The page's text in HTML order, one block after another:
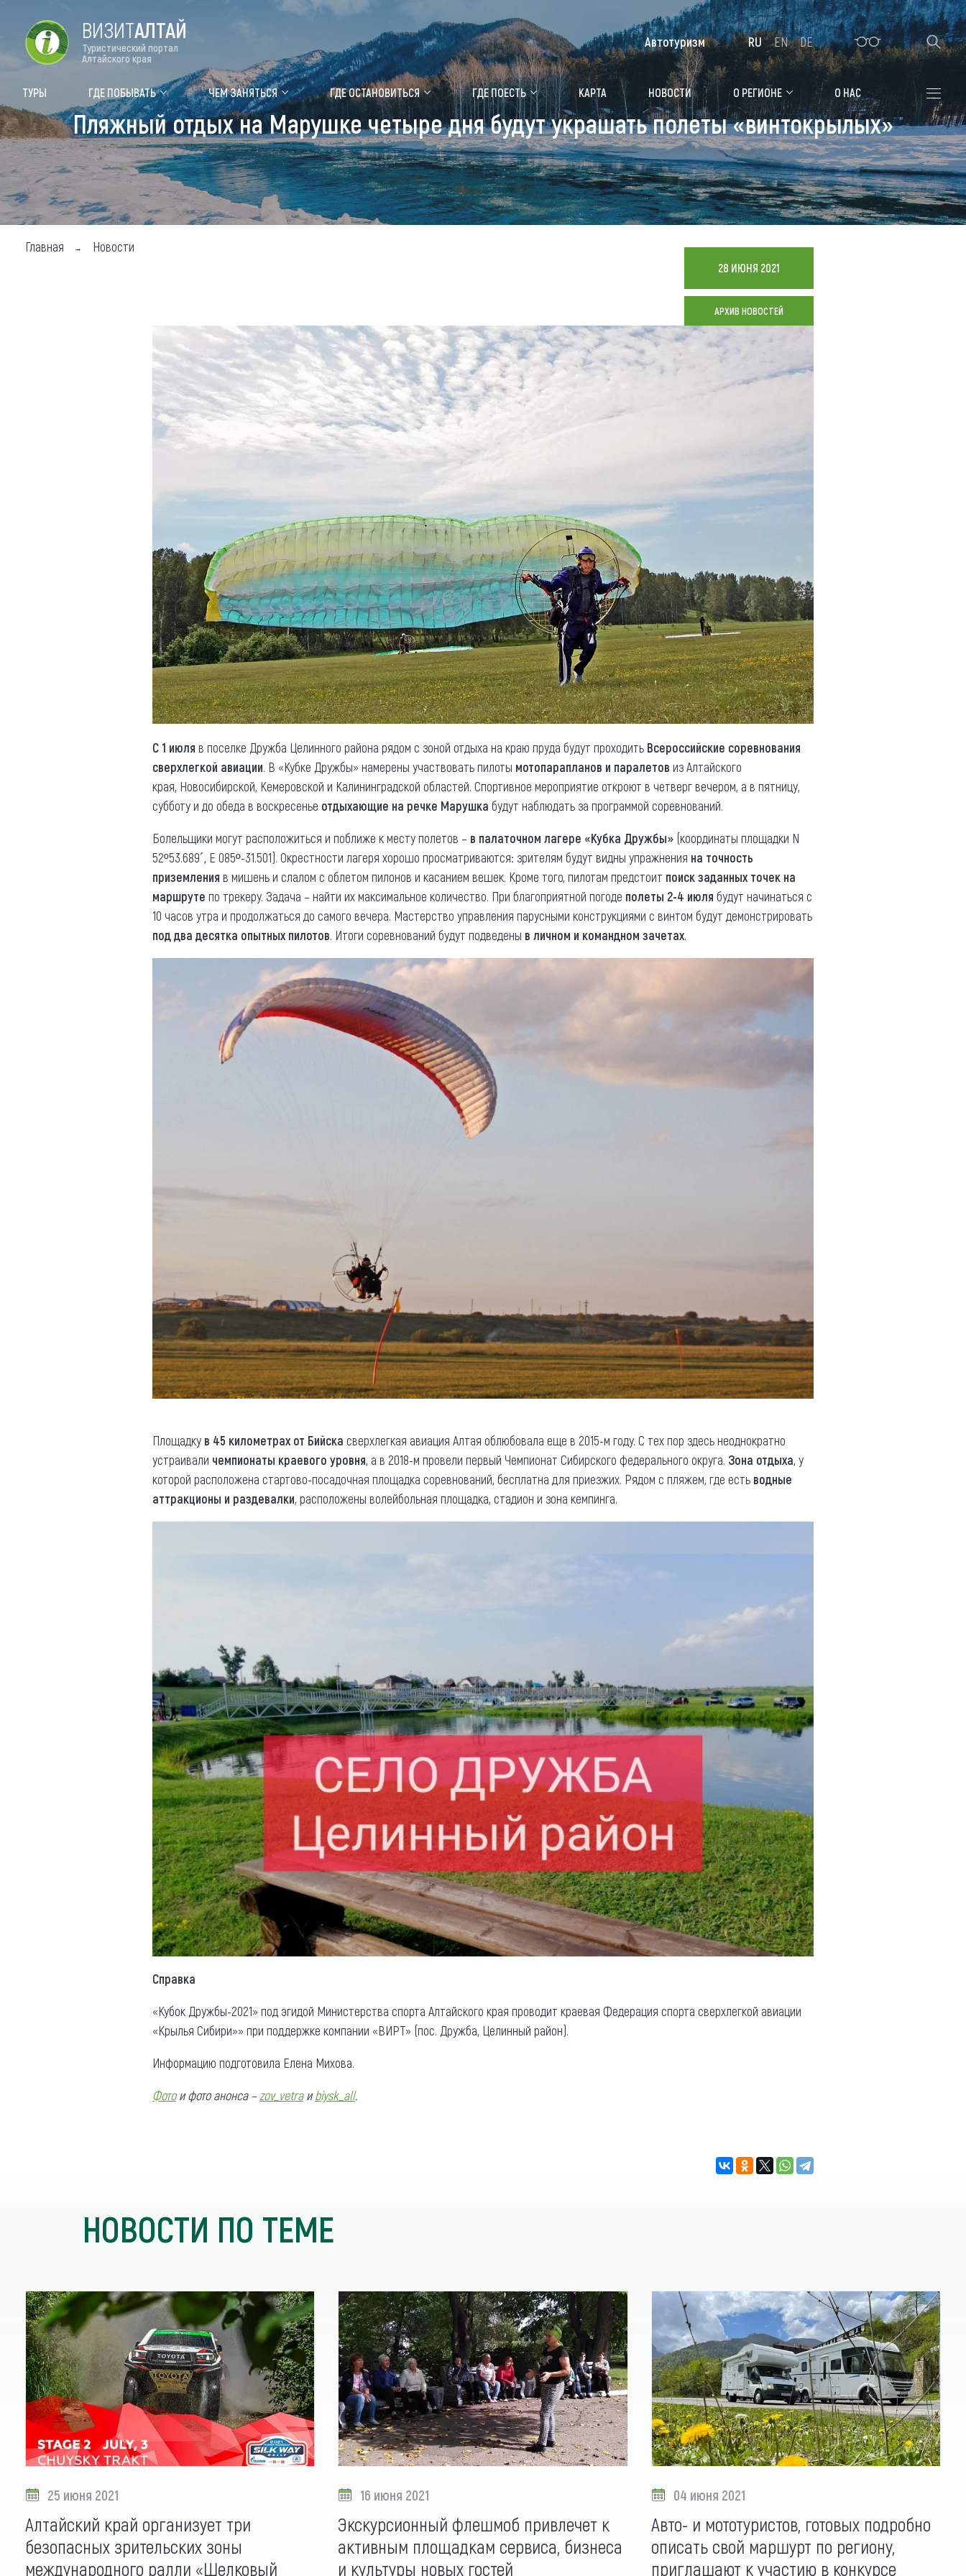
Цветение маральника Медицинский форум Алтайская зимовка
Туры Где побывать
Объекты природы
Объекты истории и культуры
Объекты развлечений
Чем заняться
Календарь событий
Аудиогид
Мой маршрут
Где остановиться
Санатории
Гостиницы, отели
Коттеджи, базы
Сельские усадьбы
Мотели, придорожные отели
Придорожные кафе
Карта
Новости
Что привезти (сувениры)
О регионе
Общая информация
Как добраться
Люди, прославившие Алтай
Коллекция впечатлений
Блог путешественника
Реестр туроператоров
Реестр туристических
агентств Алтайского края
Обращения граждан
Противодействие коррупции
ВИЗИТАЛТАЙ
Туристический портал
Алтайского края
ТУРЫ ГДЕ ПОБЫВАТЬ ЧЕМ ЗАНЯТЬСЯ ГДЕ ОСТАНОВИТЬСЯ ГДЕ ПОЕСТЬ КАРТА НОВОСТИ О РЕГИОНЕ О НАС
Автотуризм RU EN DE
Пляжный отдых на Марушке четыре дня будут украшать полеты «винтокрылых»
Главная Новости
28 ИЮНЯ 2021
АРХИВ НОВОСТЕЙ
С 1 июля в поселке Дружба Целинного района рядом с зоной отдыха на краю пруда будут проходить Всероссийские соревнования
сверхлегкой авиации. В «Кубке Дружбы» намерены участвовать пилоты мотопарапланов и паралетов из Алтайского
края, Новосибирской, Кемеровской и Калининградской областей. Спортивное мероприятие откроют в четверг вечером, а в пятницу,
субботу и до обеда в воскресенье отдыхающие на речке Марушка будут наблюдать за программой соревнований.
Болельщики могут расположиться и поближе к месту полетов – в палаточном лагере «Кубка Дружбы» (координаты площадки N
52º53.689´, E 085º-31.501). Окрестности лагеря хорошо просматриваются: зрителям будут видны упражнения на точность
приземления в мишень и слалом с облетом пилонов и касанием вешек. Кроме того, пилотам предстоит поиск заданных точек на
маршруте по трекеру. Задача – найти их максимальное количество. При благоприятной погоде полеты 2-4 июля будут начинаться с
10 часов утра и продолжаться до самого вечера. Мастерство управления парусными конструкциями с винтом будут демонстрировать
под два десятка опытных пилотов. Итоги соревнований будут подведены в личном и командном зачетах.
Площадку в 45 километрах от Бийска сверхлегкая авиация Алтая облюбовала еще в 2015-м году. С тех пор здесь неоднократно
устраивали чемпионаты краевого уровня, а в 2018-м провели первый Чемпионат Сибирского федерального округа. Зона отдыха, у
которой расположена стартово-посадочная площадка соревнований, бесплатна для приезжих. Рядом с пляжем, где есть водные
аттракционы и раздевалки, расположены волейбольная площадка, стадион и зона кемпинга.
Справка
«Кубок Дружбы-2021» под эгидой Министерства спорта Алтайского края проводит краевая Федерация спорта сверхлегкой авиации
«Крылья Сибири»» при поддержке компании «ВИРТ» (пос. Дружба, Целинный район).
Информацию подготовила Елена Михова.
Фотои фото анонса – zov_vetraиbiysk_all.
НОВОСТИ ПО ТЕМЕ
25 июня 2021
Алтайский край организует три
безопасных зрительских зоны
международного ралли «Шелковый
16 июня 2021
Экскурсионный флешмоб привлечет к
активным площадкам сервиса, бизнеса
и культуры новых гостей
04 июня 2021
Авто- и мототуристов, готовых подробно
описать свой маршурт по региону,
приглашают к участию в конкурсе